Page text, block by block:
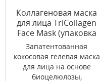
Коллагеновая маска
для лица TriCollagen
Face Mask (упаковка
10 шт.)
Запатентованная
кокосовая гелевая маска
для лица на основе
биоцелюлозы,